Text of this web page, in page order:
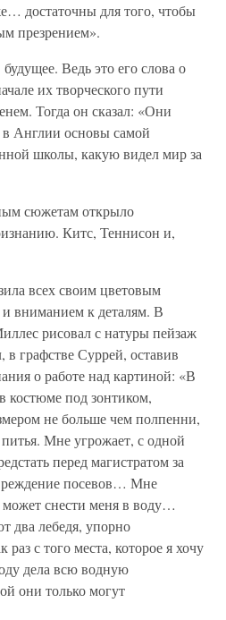
достаточны для того, чтобы
презрением».
Ведь это его слова о
их творческого пути
Тогда он сказал: «Они
Англии основы самой
школы, какую видел мир за
сюжетам открыло
Китс, Теннисон и,
всех своим цветовым
вниманием к деталям. В
рисовал с натуры пейзаж
в графстве Суррей, оставив
о работе над картиной: «В
костюме под зонтиком,
не больше чем полпенни,
Мне угрожает, с одной
перед магистратом за
посевов… Мне
может снести меня в воду…
два лебедя, упорно
с того места, которое я хочу
дела всю водную
они только могут